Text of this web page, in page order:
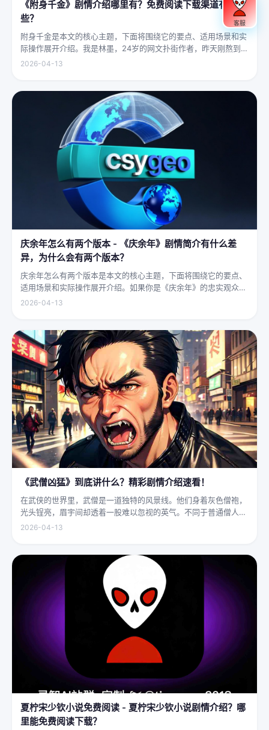
《附身千金》剧情介绍哪里有？免费阅读下载渠道有哪
些？
附身千金是本文的核心主题，下面将围绕它的要点、适用场景和实
际操作展开介绍。我是林墨，24岁的网文扑街作者，昨天刚熬到凌
晨四点赶完一本豪门甜宠文的大纲，揉着发酸的眼睛扑上床就睡，
2026-04-13
庆余年怎么有两个版本 - 《庆余年》剧情简介有什么差
异，为什么会有两个版本？
庆余年怎么有两个版本是本文的核心主题，下面将围绕它的要点、
适用场景和实际操作展开介绍。如果你是《庆余年》的忠实观众，
可能会发现这部剧在不同视频平台上呈现出两个略有差异的版本，
2026-04-13
《武僧凶猛》到底讲什么？精彩剧情介绍速看！
在武侠的世界里，武僧是一道独特的风景线。他们身着灰色僧袍，
光头锃亮，眉宇间却透着一股难以忽视的英气。不同于普通僧人的
慈眉善目，武僧的眼神中常常闪烁着锐利的光，仿佛能洞穿一切虚
2026-04-13
夏柠宋少钦小说免费阅读 - 夏柠宋少钦小说剧情介绍？哪
里能免费阅读下载？
客服